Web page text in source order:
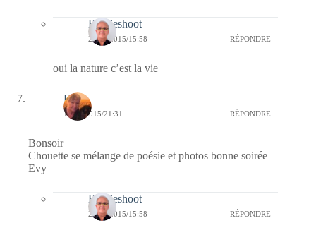
Bernieshoot
23/04/2015/15:58 RÉPONDRE
oui la nature c’est la vie
Evy
19/04/2015/21:31 RÉPONDRE
Bonsoir
Chouette se mélange de poésie et photos bonne soirée
Evy
Bernieshoot
23/04/2015/15:58 RÉPONDRE